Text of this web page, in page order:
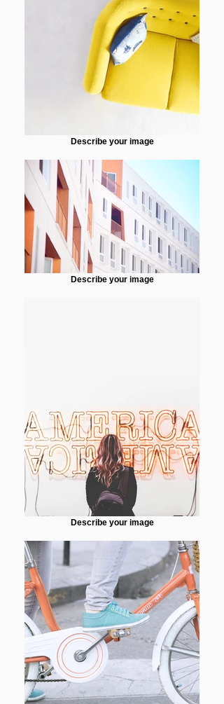
Describe your image
Describe your image
Describe your image